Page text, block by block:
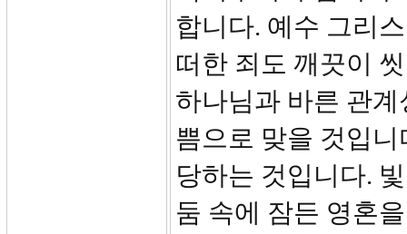
합니다. 예수 그리
떠한 죄도 깨끗이
하나님과 바른 관
쁨으로 맞을 것입
당하는 것입니다.
둠 속에 잠든 영혼